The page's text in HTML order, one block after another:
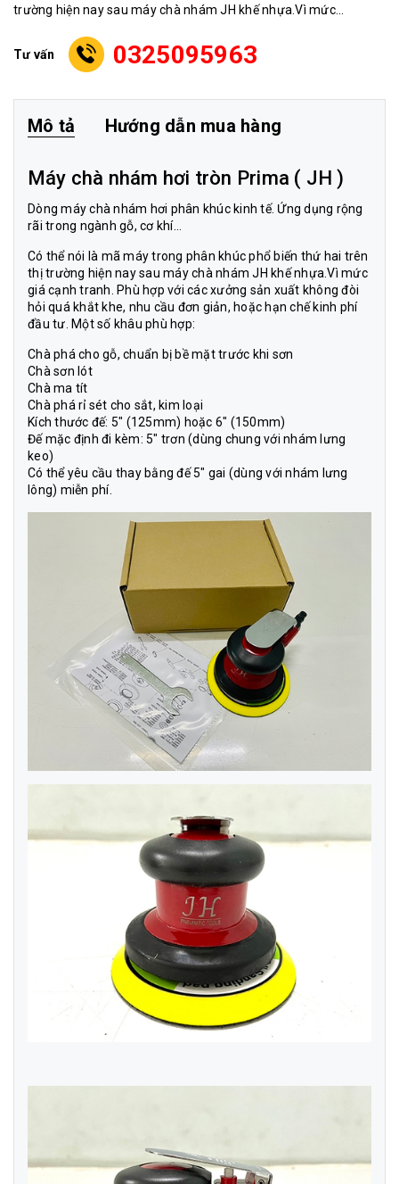
trường hiện nay sau máy chà nhám JH khế nhựa.Vì mức...
Tư vấn 0325095963
Mô tả Hướng dẫn mua hàng
Máy chà nhám hơi tròn Prima ( JH )
Dòngmáy chà nhám hơi phân khúc kinh tế. Ứng dụng rộng
rãi trong ngành gỗ, cơ khí…
Có thể nói là mã máy trong phân khúc phổ biến thứ hai trên
thị trường hiện nay sau máy chà nhám JH khế nhựa.Vì mức
giá cạnh tranh. Phù hợp với các xưởng sản xuất không đòi
hỏi quá khắt khe, nhu cầu đơn giản, hoặc hạn chế kinh phí
đầu tư. Một số khâu phù hợp:
Chà phá cho gỗ, chuẩn bị bề mặt trước khi sơn
Chà sơn lót
Chà ma tít
Chà phá rỉ sét cho sắt, kim loại
Kích thước đế: 5″ (125mm) hoặc 6″ (150mm)
Đế mặc định đi kèm: 5″ trơn (dùng chung với nhám lưng
keo)
Có thể yêu cầu thay bằng đế 5″ gai (dùng với nhám lưng
lông) miễn phí.